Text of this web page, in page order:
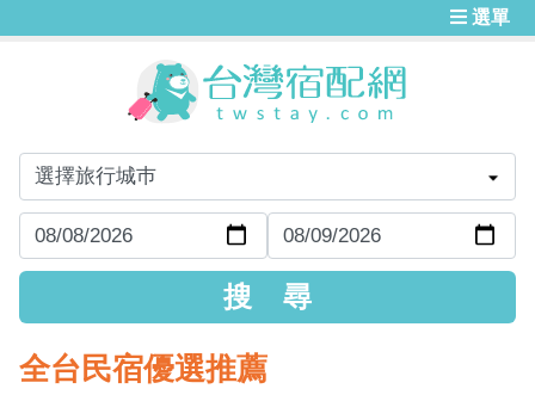
選單
全台民宿優選推薦